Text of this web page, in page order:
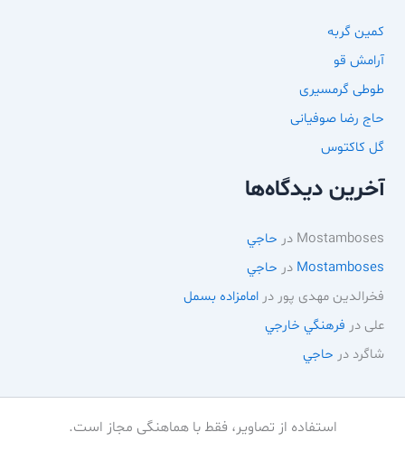
کمین گربه
آرامش قو
طوطی گرمسیری
حاج رضا صوفیانی
گل کاکتوس
آخرین دیدگاه‌ها
Mostamboses در حاجي
Mostamboses در حاجي
فخرالدین مهدی پور درامامزاده بسمل
علی در فرهنگي خارجي
شاگرد در حاجي
استفاده از تصاویر، فقط با هماهنگی مجاز است.